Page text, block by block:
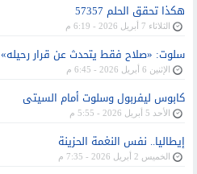
هكذا تحقق الحلم 57357
الثلاثاء 7 أبريل 2026 - 6:19 م
سلوت: «صلاح فقط يتحدث عن قرار رحيله»
الإثنين 6 أبريل 2026 - 6:45 م
كابوس ليفربول وسلوت أمام السيتى
الأحد 5 أبريل 2026 - 5:55 م
إيطاليا.. نفس النغمة الحزينة
الخميس 2 أبريل 2026 - 7:35 م